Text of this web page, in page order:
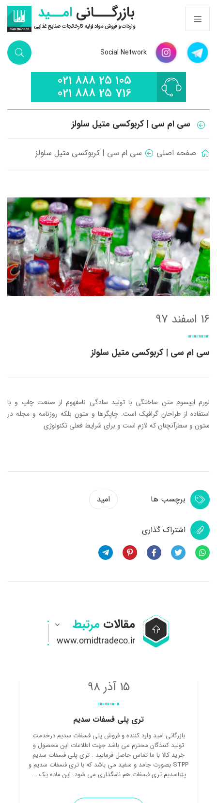
بازرگـــانی امــید
واردات و فروش مواد اولیه کارخانجات صنایع غذایی
Social Network
021 888 25 105
021 888 25 716
سی ام سی | کربوکسی متیل سلولز
صفحه اصلی سی ام سی | کربوکسی متیل سلولز
16 اسفند 97
سی ام سی | کربوکسی متیل سلولز
لورم ایپسوم متن ساختگی با تولید سادگی نامفهوم از صنعت چاپ و با
استفاده از طراحان گرافیک است. چاپگرها و متون بلکه روزنامه و مجله در
ستون و سطرآنچنان که لازم است و برای شرایط فعلی تکنولوژی
برچسب ها امید
اشتراک گذاری
مقالات مرتبط
15 آذر 98
تری پلی فسفات سدیم
بازرگانی امید وارد کننده و فروش پلی فسفات سدیم درخدمت
تولید کننذگان محترم می باشد جهت اطلاعات این محصول و
خرید کالا با ما تماس حاصل فرمایید . تری پلی فسفات سدیم
STPP بصورت جامد و سفید می باشد که با تری فسفات سدیم و
پنتاسدیم تری فسفات هم نامگذاری می شود. این ماده یک ...